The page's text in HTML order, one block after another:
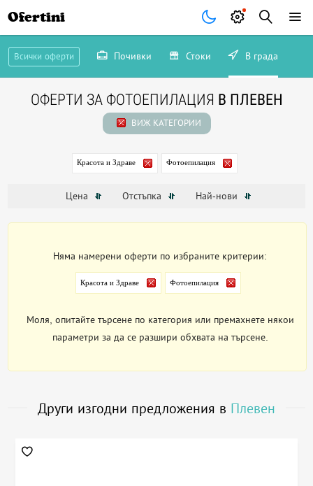
Ofertini
Всички оферти Почивки Стоки В града
ОФЕРТИ ЗА ФОТОЕПИЛАЦИЯ В ПЛЕВЕН
ВИЖ КАТЕГОРИИ
Красота и Здраве Фотоепилация
Цена Отстъпка Най-нови
Няма намерени оферти по избраните критерии:
Красота и Здраве Фотоепилация
Моля, опитайте търсене по категория или премахнете някои
параметри за да се разшири обхвата на търсене.
Други изгодни предложения в Плевен